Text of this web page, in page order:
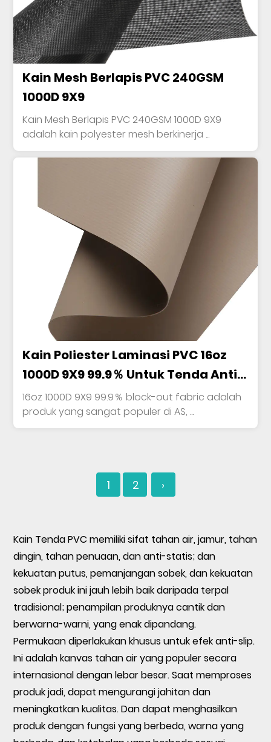
Kain Mesh Berlapis PVC 240GSM
1000D 9X9
Kain Mesh Berlapis PVC 240GSM 1000D 9X9
adalah kain polyester mesh berkinerja ...
Kain Poliester Laminasi PVC 16oz
1000D 9X9 99.9％ Untuk Tenda Anti
Air
16oz 1000D 9X9 99.9％ block-out fabric adalah
produk yang sangat populer di AS, ...
1 2 ›
Kain Tenda PVCmemiliki sifat tahan air, jamur, tahan
dingin, tahan penuaan, dan anti-statis; dan
kekuatan putus, pemanjangan sobek, dan kekuatan
sobek produk ini jauh lebih baik daripada terpal
tradisional; penampilan produknya cantik dan
berwarna-warni, yang enak dipandang.
Permukaan diperlakukan khusus untuk efek anti-slip.
Ini adalah kanvas tahan air yang populer secara
internasional dengan lebar besar. Saat memproses
produk jadi, dapat mengurangi jahitan dan
meningkatkan kualitas. Dan dapat menghasilkan
produk dengan fungsi yang berbeda, warna yang